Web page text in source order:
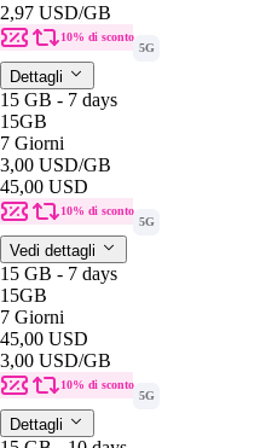
2,97 USD/GB
10% di sconto
5G
Dettagli
15 GB - 7 days
15GB
7 Giorni
3,00 USD/GB
45,00 USD
10% di sconto
5G
Vedi dettagli
15 GB - 7 days
15GB
7 Giorni
45,00 USD
3,00 USD/GB
10% di sconto
5G
Dettagli